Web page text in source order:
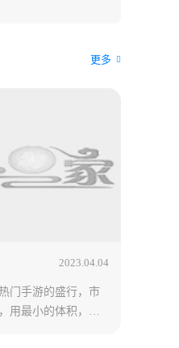
更多
2023.04.04
门手游的盛行，市
用最小的体积，最